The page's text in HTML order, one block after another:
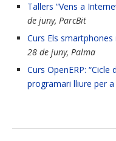
Tallers “Vens a
de juny, ParcBit
Curs Els
28 de juny, Palma
Curs OpenERP:
programari lliure per a